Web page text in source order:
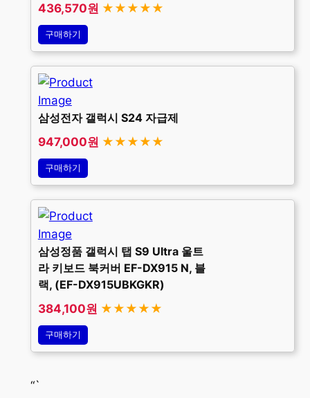
436,570원 ★★★★★
구매하기
삼성전자 갤럭시 S24 자급제
947,000원 ★★★★★
구매하기
삼성정품 갤럭시 탭 S9 Ultra 울트
라 키보드 북커버 EF-DX915 N, 블
랙, (EF-DX915UBKGKR)
384,100원 ★★★★★
구매하기
“`